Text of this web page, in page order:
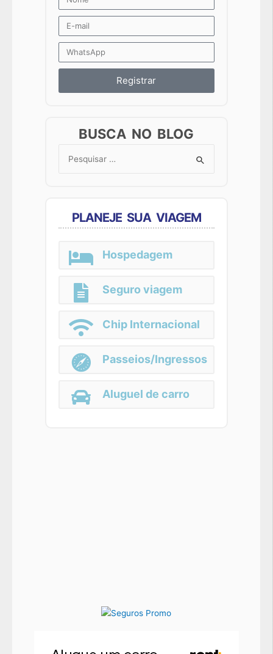
Registrar
BUSCA NO BLOG
Search
PLANEJE SUA VIAGEM
Hospedagem
Seguro viagem
Chip Internacional
Passeios/Ingressos
Aluguel de carro